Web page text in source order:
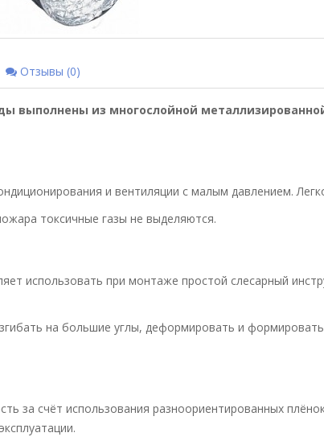
Отзывы (0)
выполнены из многослойной
и вентиляции с малым давлением.
токсичные газы не выделяются.
использовать при монтаже простой слесарный
на большие углы, деформировать и
за счёт использования разноориентированных